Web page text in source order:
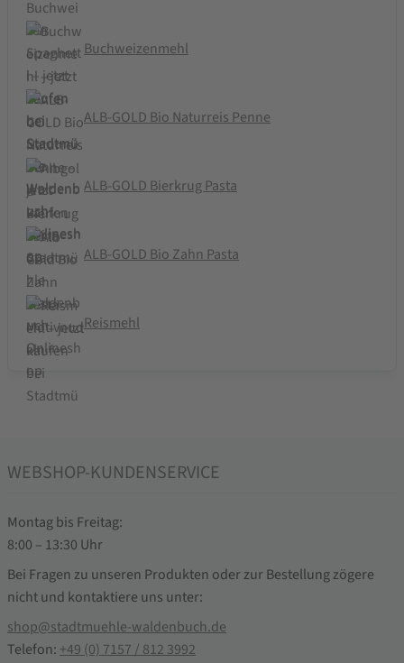
Buchweizenmehl
ALB-GOLD Bio Naturreis Penne
ALB-GOLD Bierkrug Pasta
ALB-GOLD Bio Zahn Pasta
Reismehl
WEBSHOP-KUNDENSERVICE
Montag bis Freitag:
8:00 – 13:30 Uhr
Bei Fragen zu unseren Produkten oder zur Bestellung zögere
nicht und kontaktiere uns unter:
shop@stadtmuehle-waldenbuch.de
Telefon: +49 (0) 7157 / 812 3992